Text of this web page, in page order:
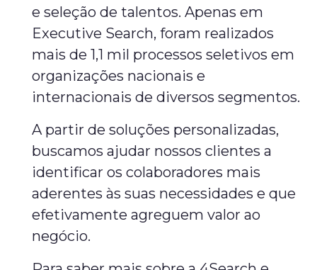
e seleção de talentos. Apenas em
Executive Search, foram realizados
mais de 1,1 mil processos seletivos em
organizações nacionais e
internacionais de diversos segmentos.
A partir de soluções personalizadas,
buscamos ajudar nossos clientes a
identificar os colaboradores mais
aderentes às suas necessidades e que
efetivamente agreguem valor ao
negócio.